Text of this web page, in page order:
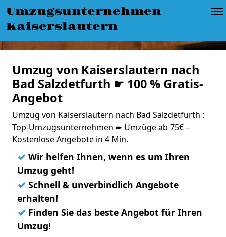
Umzugsunternehmen
Kaiserslautern
Umzug von Kaiserslautern nach
Bad Salzdetfurth ☛ 100 % Gratis-
Angebot
Umzug von Kaiserslautern nach Bad Salzdetfurth :
Top-Umzugsunternehmen ➨ Umzüge ab 75€ –
Kostenlose Angebote in 4 Min.
✓ Wir helfen Ihnen, wenn es um Ihren
Umzug geht!
✓ Schnell & unverbindlich Angebote
erhalten!
✓ Finden Sie das beste Angebot für Ihren
Umzug!